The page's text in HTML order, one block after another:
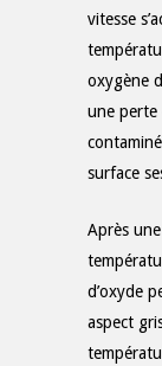
vitesse
oxygène
une perte
surface
Après
d’oxyde
aspect